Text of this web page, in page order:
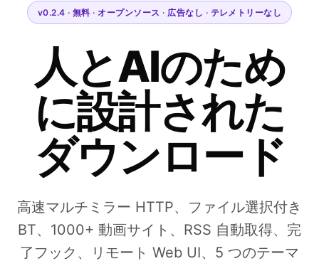
v0.2.4 · 無料 · オープンソース · 広告なし · テレメトリーなし
人とAIのため
に設計された
ダウンロード
高速マルチミラー HTTP、ファイル選択付き
BT、1000+ 動画サイト、RSS 自動取得、完
了フック、リモート Web UI、5 つのテーマ